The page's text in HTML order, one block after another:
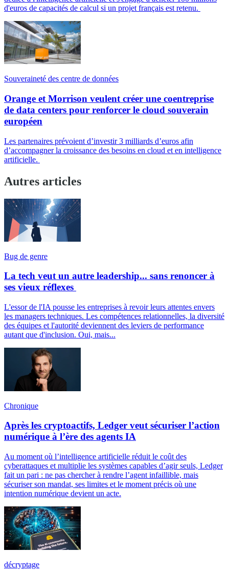
d'euros de capacités de calcul si un projet français est retenu.
Souveraineté des centre de données
Orange et Morrison veulent créer une coentreprise
de data centers pour renforcer le cloud souverain
européen
Les partenaires prévoient d’investir 3 milliards d’euros afin
d’accompagner la croissance des besoins en cloud et en intelligence
artificielle.
Autres articles
Bug de genre
La tech veut un autre leadership... sans renoncer à
ses vieux réflexes
L'essor de l'IA pousse les entreprises à revoir leurs attentes envers
les managers techniques. Les compétences relationnelles, la diversité
des équipes et l'autorité deviennent des leviers de performance
autant que d'inclusion. Oui, mais...
Chronique
Après les cryptoactifs, Ledger veut sécuriser l’action
numérique à l’ère des agents IA
Au moment où l’intelligence artificielle réduit le coût des
cyberattaques et multiplie les systèmes capables d’agir seuls, Ledger
fait un pari : ne pas chercher à rendre l’agent infaillible, mais
sécuriser son mandat, ses limites et le moment précis où une
intention numérique devient un acte.
décryptage